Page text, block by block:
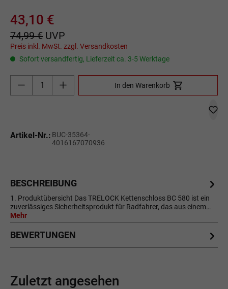
43,10 €
74,99 € UVP
Preis inkl. MwSt. zzgl. Versandkosten
Sofort versandfertig, Lieferzeit ca. 3-5 Werktage
Produkt Anzahl: Gib den gewünschten Wert
In den Warenkorb
Artikel-Nr.: BUC-35364-
4016167070936
BESCHREIBUNG
1. Produktübersicht Das TRELOCK Kettenschloss BC 580 ist ein
zuverlässiges Sicherheitsprodukt für Radfahrer, das aus einem…
Mehr
BEWERTUNGEN
Zuletzt angesehen